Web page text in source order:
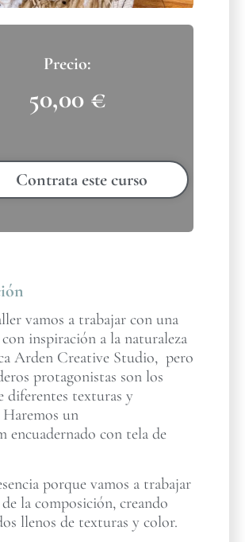
50,00 €
Contrata este curso
vamos a trabajar con una
inspiración a la naturaleza
Arden Creative Studio, pero
protagonistas son los
diferentes texturas y
Haremos un
encuadernado con tela de
porque vamos a trabajar
de la composición, creando
llenos de texturas y color.